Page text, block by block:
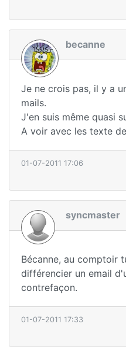
becanne
Je ne crois pas, il y a
mails.
J'en suis même quasi
A voir avec les texte
01-07-2011 17:06
syncmaster
Bécanne, au comptoir
différencier un email
contrefaçon.
01-07-2011 17:33